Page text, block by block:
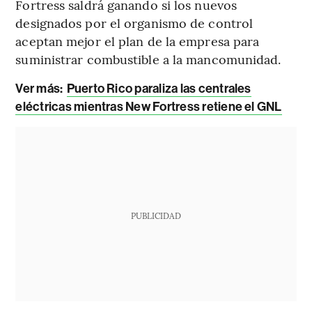
Fortress saldrá ganando si los nuevos
designados por el organismo de control
aceptan mejor el plan de la empresa para
suministrar combustible a la mancomunidad.
Ver más: Puerto Rico paraliza las centrales
eléctricas mientras New Fortress retiene el GNL
PUBLICIDAD